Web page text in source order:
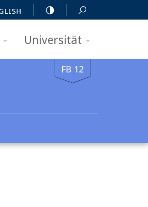
Universität
FB 12